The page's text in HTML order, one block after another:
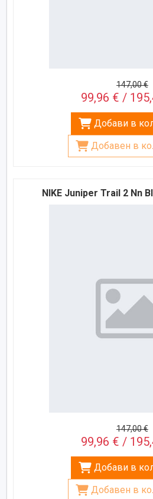
147,00 €
99,96 € /
Добави в
Добавен в
NIKE Juniper Trail 2 Nn
147,00 €
99,96 € /
Добави в
Добавен в